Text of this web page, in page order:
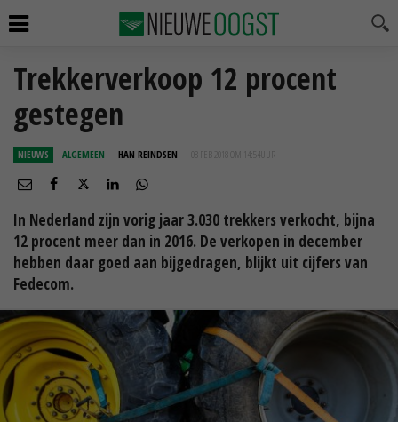
Trekkerverkoop 12 procent
gestegen
NIEUWS ALGEMEEN HAN REINDSEN 08 FEB 2018 OM 14:54
In Nederland zijn vorig jaar 3.030 trekkers verkocht, bijna
12 procent meer dan in 2016. De verkopen in december
hebben daar goed aan bijgedragen, blijkt uit cijfers van
Fedecom.